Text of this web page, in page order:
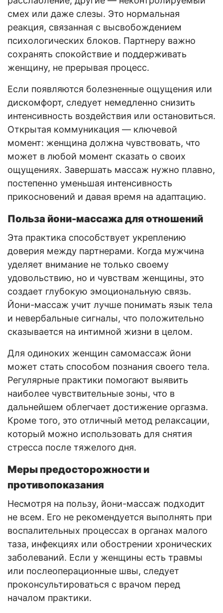
смех или даже слезы. Это нормальная
реакция, связанная с высвобождением
психологических блоков. Партнеру важно
сохранять спокойствие и поддерживать
женщину, не прерывая процесс.
Если появляются болезненные ощущения или
дискомфорт, следует немедленно снизить
интенсивность воздействия или остановиться.
Открытая коммуникация — ключевой
момент: женщина должна чувствовать, что
может в любой момент сказать о своих
ощущениях. Завершать массаж нужно плавно,
постепенно уменьшая интенсивность
прикосновений и давая время на адаптацию.
Польза йони-массажа для отношений
Эта практика способствует укреплению
доверия между партнерами. Когда мужчина
уделяет внимание не только своему
удовольствию, но и чувствам женщины, это
создает глубокую эмоциональную связь.
Йони-массаж учит лучше понимать язык тела
и невербальные сигналы, что положительно
сказывается на интимной жизни в целом.
Для одиноких женщин самомассаж йони
может стать способом познания своего тела.
Регулярные практики помогают выявить
наиболее чувствительные зоны, что в
дальнейшем облегчает достижение оргазма.
Кроме того, это отличный метод релаксации,
который можно использовать для снятия
стресса после тяжелого дня.
Меры предосторожности и
противопоказания
Несмотря на пользу, йони-массаж подходит
не всем. Его не рекомендуется выполнять при
воспалительных процессах в органах малого
таза, инфекциях или обострении хронических
заболеваний. Если у женщины есть травмы
или послеоперационные швы, следует
проконсультироваться с врачом перед
началом практики.